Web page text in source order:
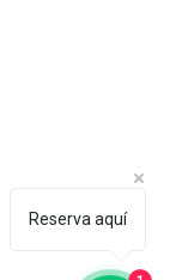
Reserva aquí